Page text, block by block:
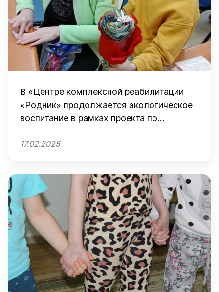
В «Центре комплексной реабилитации
«Родник» продолжается экологическое
воспитание в рамках проекта по
ОВЗ «Культура. Творчество. Искусство»
17.02.2025